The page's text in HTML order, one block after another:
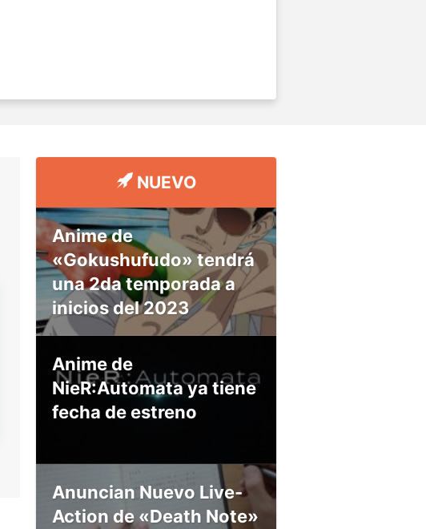
NUEVO
Anime de
«Gokushufudo» tendrá
una 2da temporada a
inicios del 2023
Anime de
NieR:Automata ya tiene
fecha de estreno
Anuncian Nuevo Live-
Action de «Death Note»